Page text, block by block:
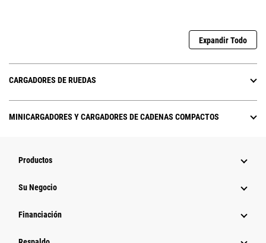
Expandir Todo
CARGADORES DE RUEDAS
MINICARGADORES Y CARGADORES DE CADENAS COMPACTOS
Productos
Su Negocio
Financiación